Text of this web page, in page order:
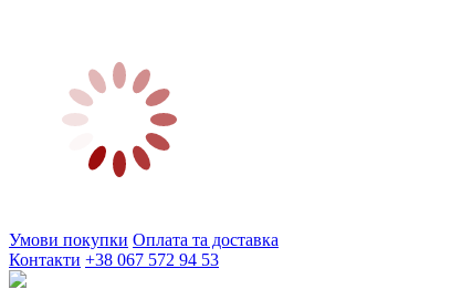
Умови покупки Оплата та доставка
Контакти +38 067 572 94 53